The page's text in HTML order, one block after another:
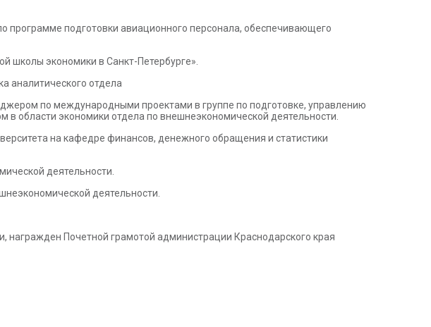
программе подготовки авиационного персонала, обеспечивающего
школы экономики в Санкт-Петербурге».
аналитического отдела
по международными проектами в группе по подготовке, управлению
области экономики отдела по внешнеэкономической деятельности.
на кафедре финансов, денежного обращения и статистики
деятельности.
деятельности.
Почетной грамотой администрации Краснодарского края